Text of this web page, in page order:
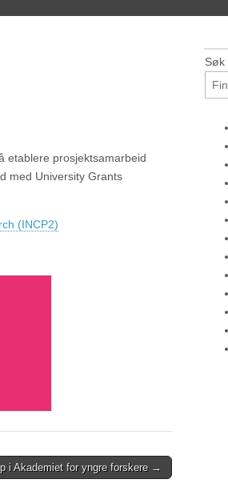
etablere prosjektsamarbeid
med University Grants
(INCP2)
i Akademiet for yngre forskere →
Søk